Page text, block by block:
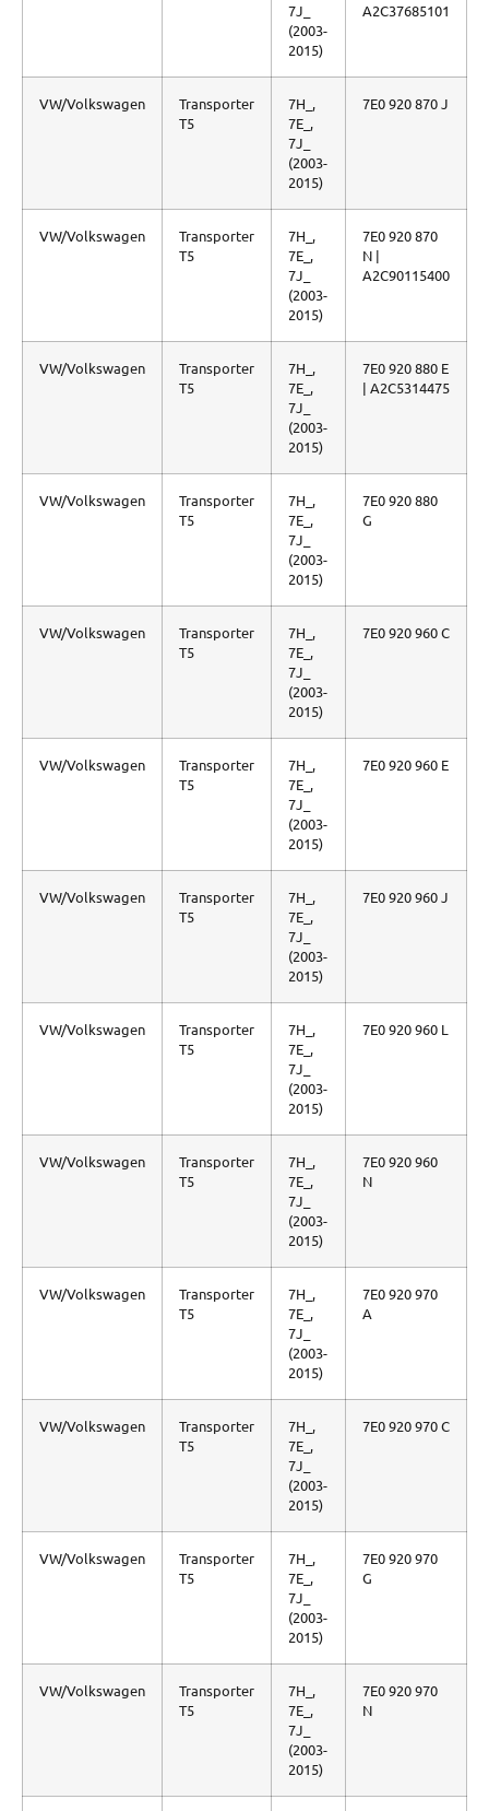
7J_
(2003-
2015)
A2C37685101
VW/Volkswagen
Transporter
T5
7H_,
7E_,
7J_
(2003-
2015)
7E0 920 870 J
VW/Volkswagen
Transporter
T5
7H_,
7E_,
7J_
(2003-
2015)
7E0 920 870
N |
A2C90115400
VW/Volkswagen
Transporter
T5
7H_,
7E_,
7J_
(2003-
2015)
7E0 920 880 E
| A2C5314475
VW/Volkswagen
Transporter
T5
7H_,
7E_,
7J_
(2003-
2015)
7E0 920 880
G
VW/Volkswagen
Transporter
T5
7H_,
7E_,
7J_
(2003-
2015)
7E0 920 960 C
VW/Volkswagen
Transporter
T5
7H_,
7E_,
7J_
(2003-
2015)
7E0 920 960 E
VW/Volkswagen
Transporter
T5
7H_,
7E_,
7J_
(2003-
2015)
7E0 920 960 J
VW/Volkswagen
Transporter
T5
7H_,
7E_,
7J_
(2003-
2015)
7E0 920 960 L
VW/Volkswagen
Transporter
T5
7H_,
7E_,
7J_
(2003-
2015)
7E0 920 960
N
VW/Volkswagen
Transporter
T5
7H_,
7E_,
7J_
(2003-
2015)
7E0 920 970
A
VW/Volkswagen
Transporter
T5
7H_,
7E_,
7J_
(2003-
2015)
7E0 920 970 C
VW/Volkswagen
Transporter
T5
7H_,
7E_,
7J_
(2003-
2015)
7E0 920 970
G
VW/Volkswagen
Transporter
T5
7H_,
7E_,
7J_
(2003-
2015)
7E0 920 970
N